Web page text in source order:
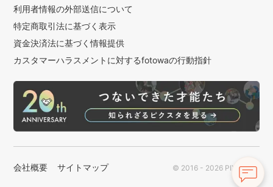
利用者情報の外部送信について
特定商取引法に基づく表示
資金決済法に基づく情報提供
カスタマーハラスメントに対するfotowaの行動指針
会社概要 サイトマップ © 2016 - 2026 PIXTA Inc.